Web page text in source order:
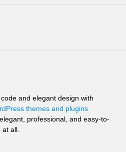
and elegant design with
themes and plugins
professional, and easy-to-
all.